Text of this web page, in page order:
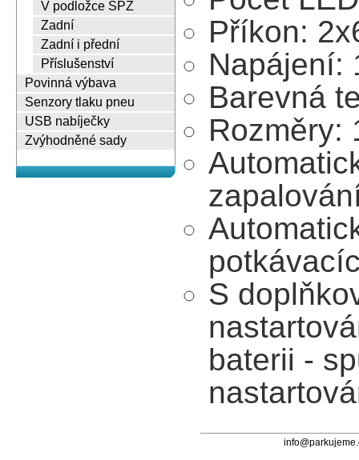
V podložce SPZ
Zadní
Zadní i přední
Příslušenství
Povinná výbava
Senzory tlaku pneu
USB nabíječky
Zvýhodněné sady
Příkon:
Napájení:
Barevná
Rozměry:
S
baterii -